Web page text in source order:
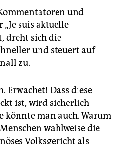
und
suis aktuelle
dreht sich die
und steuert auf
zu.
Erwachet! Dass diese
ist, wird sicherlich
könnte man auch. Warum
wahlweise die
Volksgericht als